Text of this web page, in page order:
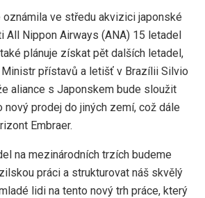
ve středu akvizici japonské
All Nippon Airways (ANA) 15 letadel
plánuje získat pět dalších letadel,
přístavů a ​​letišť v Brazílii Silvio
aliance s Japonskem bude sloužit
nový prodej do jiných zemí, což dále
Embraer.
na mezinárodních trzích budeme
práci a strukturovat náš skvělý
lidi na tento nový trh práce, který